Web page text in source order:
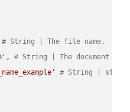
# String | The file name.
, # String | The document
# String |